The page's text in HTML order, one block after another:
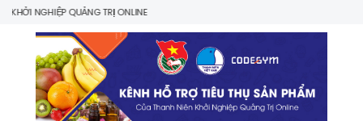
NGHIỆP QUẢNG TRỊ ONLINE